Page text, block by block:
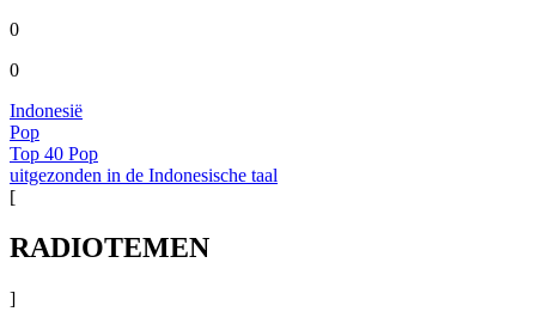
0
0
Indonesië
Pop
Top 40 Pop
uitgezonden in de Indonesische taal
[
RADIOTEMEN
]